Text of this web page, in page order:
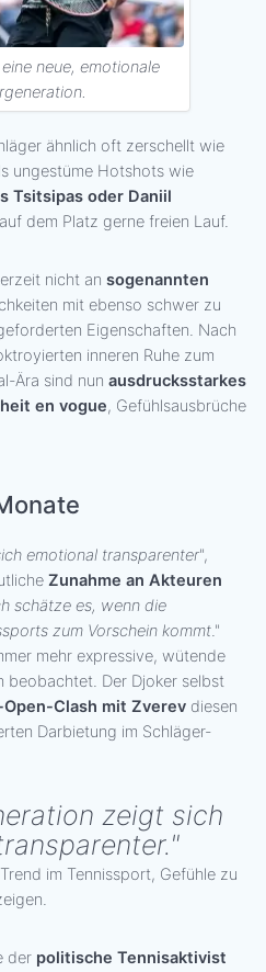
neue, emotionale
ähnlich oft zerschellt wie
ungestüme Hotshots wie
Tsitsipas oder Daniil
dem Platz gerne freien Lauf.
nicht an sogenannten
mit ebenso schwer zu
Eigenschaften. Nach
inneren Ruhe zum
Ära sind nun ausdrucksstarkes
en vogue, Gefühlsausbrüche
emotional transparenter",
Zunahme an Akteuren
schätze es, wenn die
zum Vorschein kommt."
mehr expressive, wütende
beobachtet. Der Djoker selbst
Clash mit Zverev diesen
Darbietung im Schläger-
zeigt sich
im Tennissport, Gefühle zu
der politische Tennisaktivist